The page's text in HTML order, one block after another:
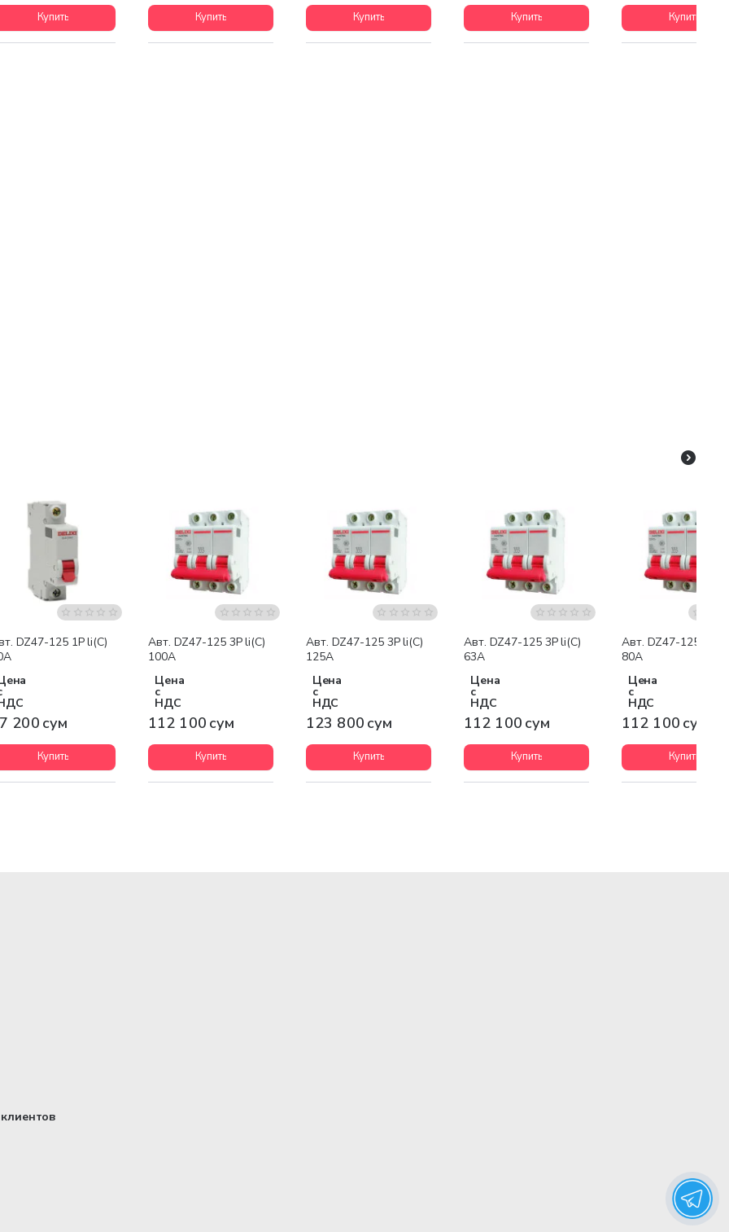
Купить Купить Купить Купить Купить
DZ47-125 1P li(C)
200 сум
Купить
Авт. DZ47-125 3P li(C)
100A
Цена
с
НДС
112 100 сум
Купить
Авт. DZ47-125 3P li(C)
125A
Цена
с
НДС
123 800 сум
Купить
Авт. DZ47-125 3P li(C)
63A
Цена
с
НДС
112 100 сум
Купить
Авт. DZ47-125 3P
80A
Цена
с
НДС
112 100 сум
Купить